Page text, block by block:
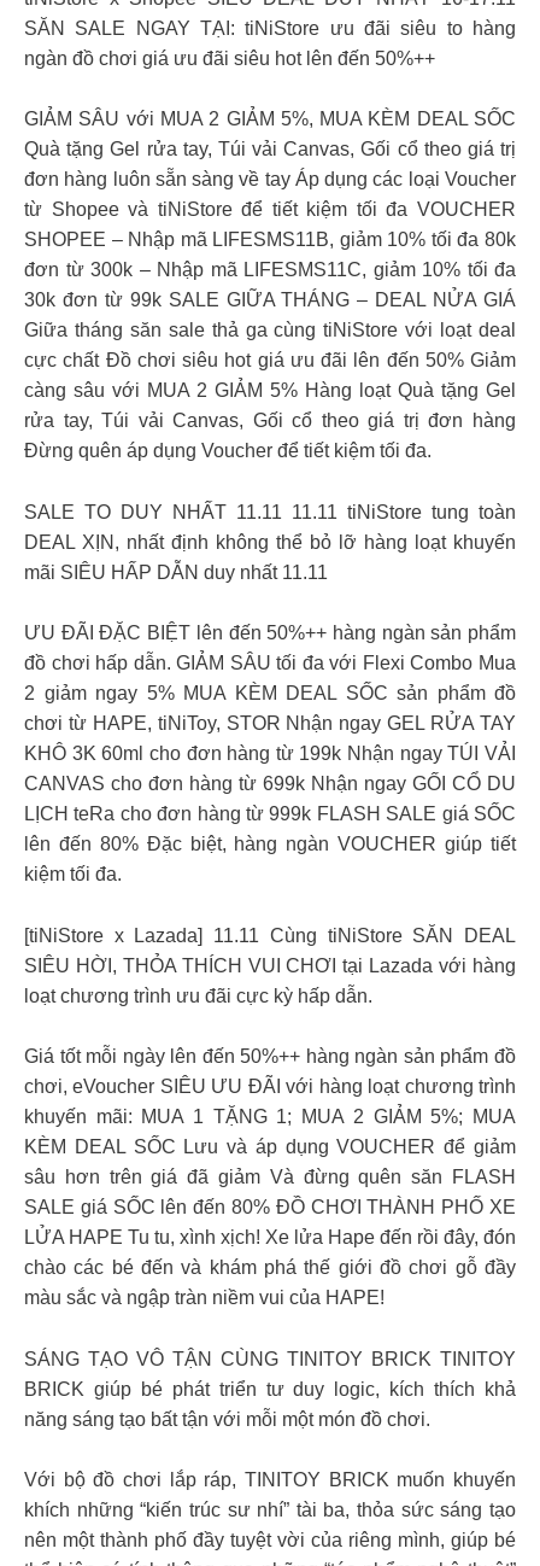
SĂN SALE NGAY TẠI: tiNiStore ưu đãi siêu to hàng
ngàn đồ chơi giá ưu đãi siêu hot lên đến 50%++
GIẢM SÂU với MUA 2 GIẢM 5%, MUA KÈM DEAL SỐC
Quà tặng Gel rửa tay, Túi vải Canvas, Gối cổ theo giá trị
đơn hàng luôn sẵn sàng về tay Áp dụng các loại Voucher
từ Shopee và tiNiStore để tiết kiệm tối đa VOUCHER
SHOPEE – Nhập mã LIFESMS11B, giảm 10% tối đa 80k
đơn từ 300k – Nhập mã LIFESMS11C, giảm 10% tối đa
30k đơn từ 99k SALE GIỮA THÁNG – DEAL NỬA GIÁ
Giữa tháng săn sale thả ga cùng tiNiStore với loạt deal
cực chất Đồ chơi siêu hot giá ưu đãi lên đến 50% Giảm
càng sâu với MUA 2 GIẢM 5% Hàng loạt Quà tặng Gel
rửa tay, Túi vải Canvas, Gối cổ theo giá trị đơn hàng
Đừng quên áp dụng Voucher để tiết kiệm tối đa.
SALE TO DUY NHẤT 11.11 11.11 tiNiStore tung toàn
DEAL XỊN, nhất định không thể bỏ lỡ hàng loạt khuyến
mãi SIÊU HẤP DẪN duy nhất 11.11
ƯU ĐÃI ĐẶC BIỆT lên đến 50%++ hàng ngàn sản phẩm
đồ chơi hấp dẫn. GIẢM SÂU tối đa với Flexi Combo Mua
2 giảm ngay 5% MUA KÈM DEAL SỐC sản phẩm đồ
chơi từ HAPE, tiNiToy, STOR Nhận ngay GEL RỬA TAY
KHÔ 3K 60ml​ cho đơn hàng từ 199k Nhận ngay TÚI VẢI
CANVAS​ cho đơn hàng từ 699k Nhận ngay GỐI CỔ DU
LỊCH teRa​ cho đơn hàng từ 999k FLASH SALE giá SỐC
lên đến 80% Đặc biệt, hàng ngàn VOUCHER giúp tiết
kiệm tối đa.
[tiNiStore x Lazada] 11.11 Cùng tiNiStore SĂN DEAL
SIÊU HỜI, THỎA THÍCH VUI CHƠI tại Lazada với hàng
loạt chương trình ưu đãi cực kỳ hấp dẫn.
Giá tốt mỗi ngày lên đến 50%++ hàng ngàn sản phẩm đồ
chơi, eVoucher SIÊU ƯU ĐÃI với hàng loạt chương trình
khuyến mãi: MUA 1 TẶNG 1; MUA 2 GIẢM 5%; MUA
KÈM DEAL SỐC Lưu và áp dụng VOUCHER để giảm
sâu hơn trên giá đã giảm Và đừng quên săn FLASH
SALE giá SỐC lên đến 80% ĐỒ CHƠI THÀNH PHỐ XE
LỬA HAPE Tu tu, xình xịch! Xe lửa Hape đến rồi đây, đón
chào các bé đến và khám phá thế giới đồ chơi gỗ đầy
màu sắc và ngập tràn niềm vui của HAPE!
SÁNG TẠO VÔ TẬN CÙNG TINITOY BRICK​ TINITOY
BRICK giúp bé phát triển tư duy logic, kích thích khả
năng sáng tạo bất tận với mỗi một món đồ chơi. ​
Với bộ đồ chơi lắp ráp, TINITOY BRICK muốn khuyến
khích những “kiến trúc sư nhí” tài ba, thỏa sức sáng tạo
nên một thành phố đầy tuyệt vời của riêng mình, giúp bé